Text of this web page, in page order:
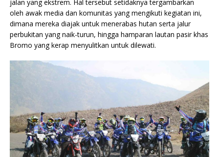
jalan yang ekstrem. Hal tersebut setidaknya tergambarkan
oleh awak media dan komunitas yang mengikuti kegiatan ini,
dimana mereka diajak untuk menerabas hutan serta jalur
perbukitan yang naik-turun, hingga hamparan lautan pasir khas
Bromo yang kerap menyulitkan untuk dilewati.